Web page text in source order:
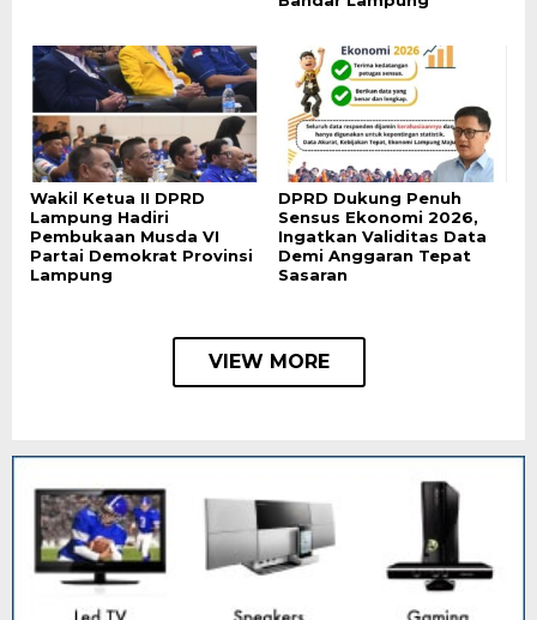
Wakil Ketua II DPRD
Lampung Hadiri
Pembukaan Musda VI
Partai Demokrat Provinsi
Lampung
DPRD Dukung Penuh
Sensus Ekonomi 2026,
Ingatkan Validitas Data
Demi Anggaran Tepat
Sasaran
VIEW MORE